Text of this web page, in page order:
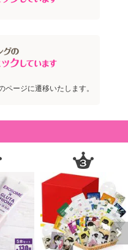
ージに遷移いたします。
Next